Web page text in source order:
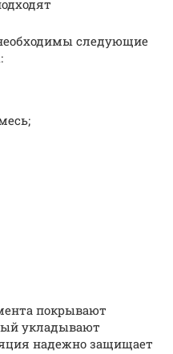
следующие
покрывают
укладывают
надежно защищает